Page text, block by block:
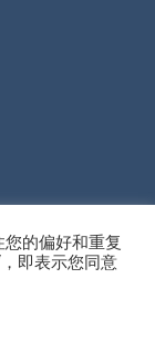
所有 不得转载
的偏好和重复
即表示您同意